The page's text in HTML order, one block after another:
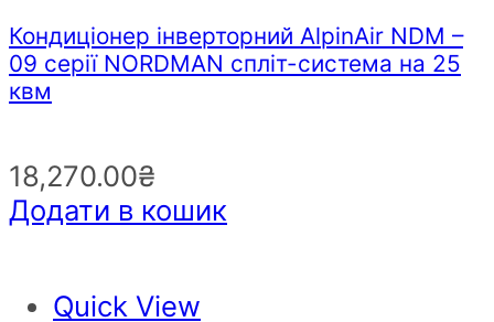
Кондиціонер інверторний AlpinAir NDM –
09 серії NORDMAN спліт-система на 25
квм
18,270.00₴
Додати в кошик
Quick View